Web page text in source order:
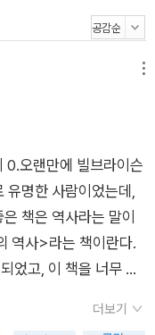
0.오랜만에 빌브라이슨
명한 사람이었는데,
책은 역사라는 말이
역사>라는 책이란다.
었고, 이 책을 너무 재
어서, 그의 그의 다른
더보기